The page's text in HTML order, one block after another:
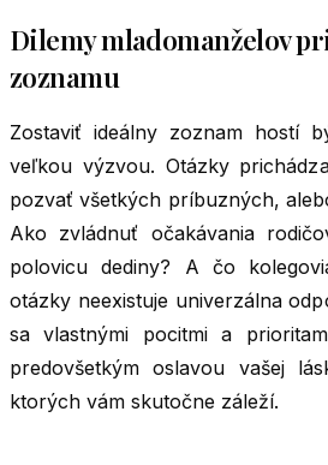
Dilemy mladomanželov
zoznamu
Zostaviť ideálny zoznam hostí
veľkou výzvou. Otázky
pozvať všetkých príbuzných,
Ako zvládnuť očakávania
polovicu dediny? A čo
otázky neexistuje univerzálna
sa vlastnými pocitmi a
predovšetkým oslavou vašej
ktorých vám skutočne záleží.